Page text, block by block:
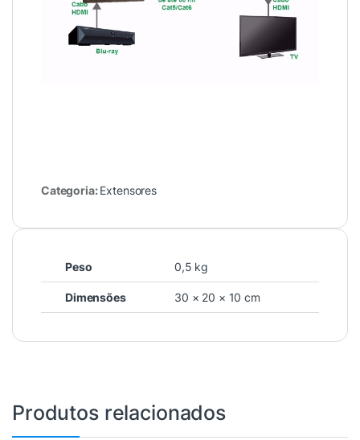
Categoria:Extensores
Peso 0,5 kg
Dimensões 30 × 20 × 10 cm
Produtos relacionados